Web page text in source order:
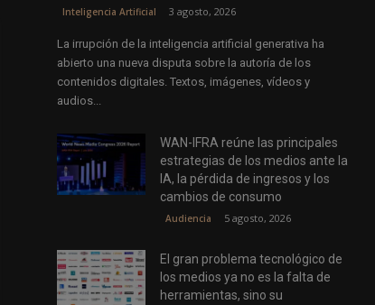
Inteligencia Artificial 3 agosto, 2026
La irrupción de la inteligencia artificial generativa ha
abierto una nueva disputa sobre la autoría de los
contenidos digitales. Textos, imágenes, vídeos y
audios...
WAN-IFRA reúne las principales
estrategias de los medios ante la
IA, la pérdida de ingresos y los
cambios de consumo
Audiencia 5 agosto, 2026
El gran problema tecnológico de
los medios ya no es la falta de
herramientas, sino su